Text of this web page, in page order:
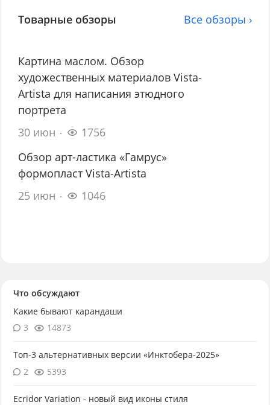
Товарные обзоры Все обзоры ›
Картина маслом. Обзор
художественных материалов Vista-
Artista для написания этюдного
портрета
30 июн
1756
Обзор арт-ластика «Гамрус»
формопласт Vista-Artista
25 июн
1046
Что обсуждают
Какие бывают карандаши
3
14873
Топ-3 альтернативных версии «Инктобера-2025»
2
5393
Ecridor Variation - новый вид иконы стиля